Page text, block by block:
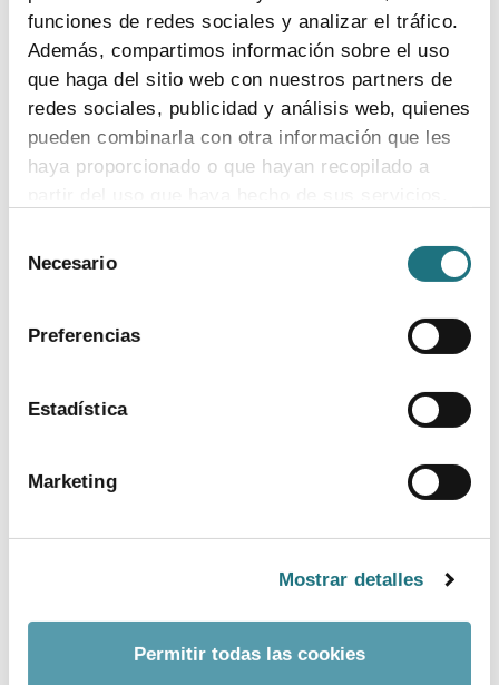
funciones de redes sociales y analizar el tráfico.
Además, compartimos información sobre el uso
que haga del sitio web con nuestros partners de
redes sociales, publicidad y análisis web, quienes
pueden combinarla con otra información que les
haya proporcionado o que hayan recopilado a
Para más información puede acceder a nuestra
Necesario
Preferencias
Estadística
Marketing
Mostrar detalles
Permitir todas las cookies
Ambas entidades firman un convenio de colaboración
para promover la integración sociolaboral en el sector
farmacéutico
El objetivo de esta alianza es ayudar a que las personas
en situación de vulnerabilidad puedan acceder a un
empleo acorde con sus aptitudes y motivaciones
Industria farmacéutica
Medicamentos